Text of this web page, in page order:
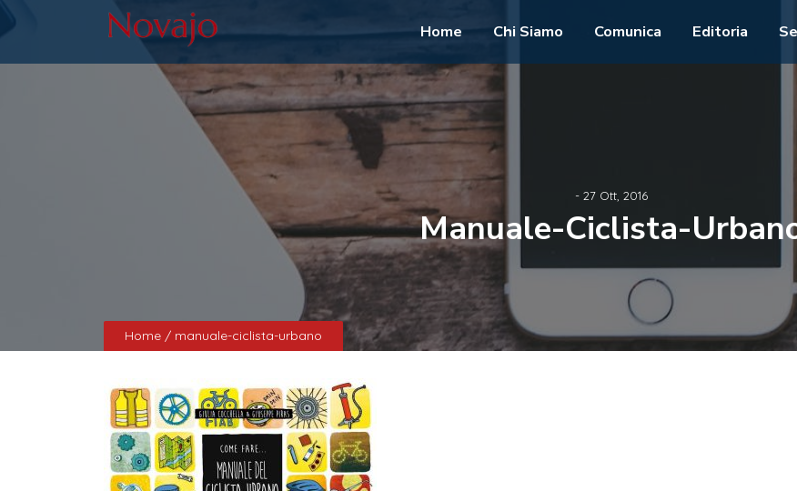
Home Chi Siamo Comunica Editoria
- 27 Ott, 2016
Manuale-Ciclista-
Home / manuale-ciclista-urbano